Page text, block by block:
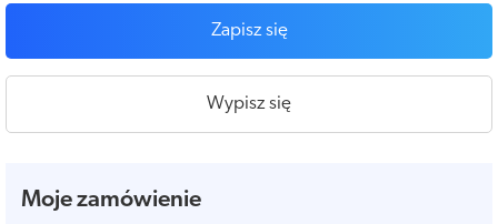
Zapisz się
Wypisz się
Moje zamówienie